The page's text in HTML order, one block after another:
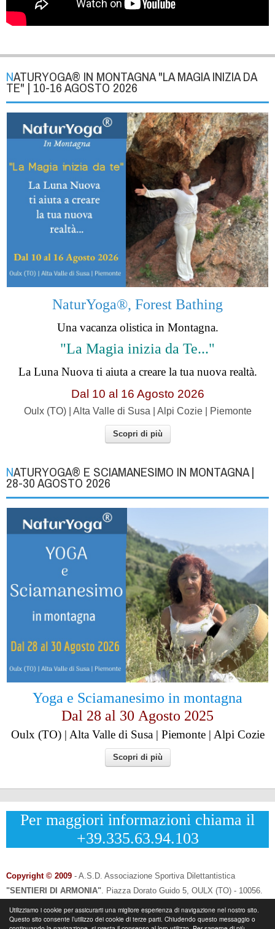
Utilizziamo i cookie per assicurarti una migliore esperienza di navigazione nel nostro sito.
Questo sito consente l’utilizzo dei cookie di terze parti. Chiudendo questo messaggio o
NATURYOGA® IN MONTAGNA "LA MAGIA INIZIA DA
TE" | 10-16 AGOSTO 2026
NaturYoga®, Forest Bathing
Una vacanza olistica in Montagna.
"La Magia inizia da Te..."
La Luna Nuova ti aiuta a creare la tua nuova realtà.
Dal 10 al 16 Agosto 2026
Oulx (TO) | Alta Valle di Susa | Alpi Cozie | Piemonte
Scopri di più
NATURYOGA® E SCIAMANESIMO IN MONTAGNA |
28-30 AGOSTO 2026
Yoga e Sciamanesimo in montagna
Dal 28 al 30 Agosto 2025
Oulx (TO) | Alta Valle di Susa | Piemonte | Alpi Cozie
Scopri di più
Per maggiori informazioni chiama il
+39.335.63.94.103
Copyright © 2009 - A.S.D. Associazione Sportiva Dilettantistica
"SENTIERI DI ARMONIA"
Piazza Dorato Guido 5, OULX (TO) - 10056.
Info & Contatti:Laura Eynard: +39.335.6394103